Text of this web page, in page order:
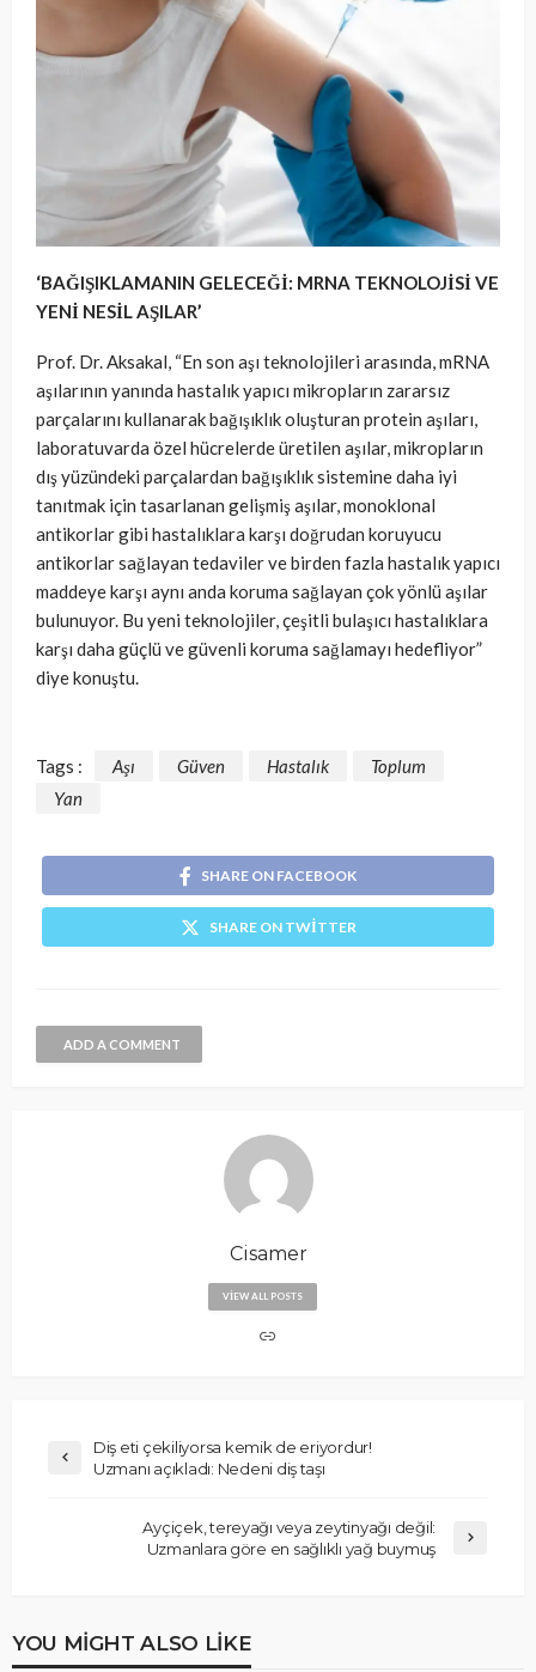
‘BAĞIŞIKLAMANIN GELECEĞİ: MRNA TEKNOLOJİSİ VE
YENİ NESİL AŞILAR’
Prof. Dr. Aksakal, “En son aşı teknolojileri arasında, mRNA
aşılarının yanında hastalık yapıcı mikropların zararsız
parçalarını kullanarak bağışıklık oluşturan protein aşıları,
laboratuvarda özel hücrelerde üretilen aşılar, mikropların
dış yüzündeki parçalardan bağışıklık sistemine daha iyi
tanıtmak için tasarlanan gelişmiş aşılar, monoklonal
antikorlar gibi hastalıklara karşı doğrudan koruyucu
antikorlar sağlayan tedaviler ve birden fazla hastalık yapıcı
maddeye karşı aynı anda koruma sağlayan çok yönlü aşılar
bulunuyor. Bu yeni teknolojiler, çeşitli bulaşıcı hastalıklara
karşı daha güçlü ve güvenli koruma sağlamayı hedefliyor”
diye konuştu.
Tags : Aşı Güven Hastalık
Toplum
Yan
SHARE ON FACEBOOK
SHARE ON TWITTER
ADD A COMMENT
Cisamer
VIEW ALL POSTS
Diş eti çekiliyorsa kemik de eriyordur!
Uzmanı açıkladı: Nedeni diş taşı
Ayçiçek, tereyağı veya zeytinyağı değil:
Uzmanlara göre en sağlıklı yağ buymuş
YOU MIGHT ALSO LIKE